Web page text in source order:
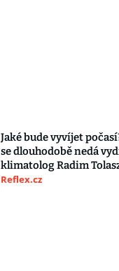
Jaké bude vyvíjet
se dlouhodobě nedá
klimatolog Radim
Reflex.cz